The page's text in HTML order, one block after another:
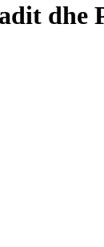
dhe